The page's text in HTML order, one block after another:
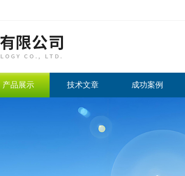
产品展示 技术文章 成功案例